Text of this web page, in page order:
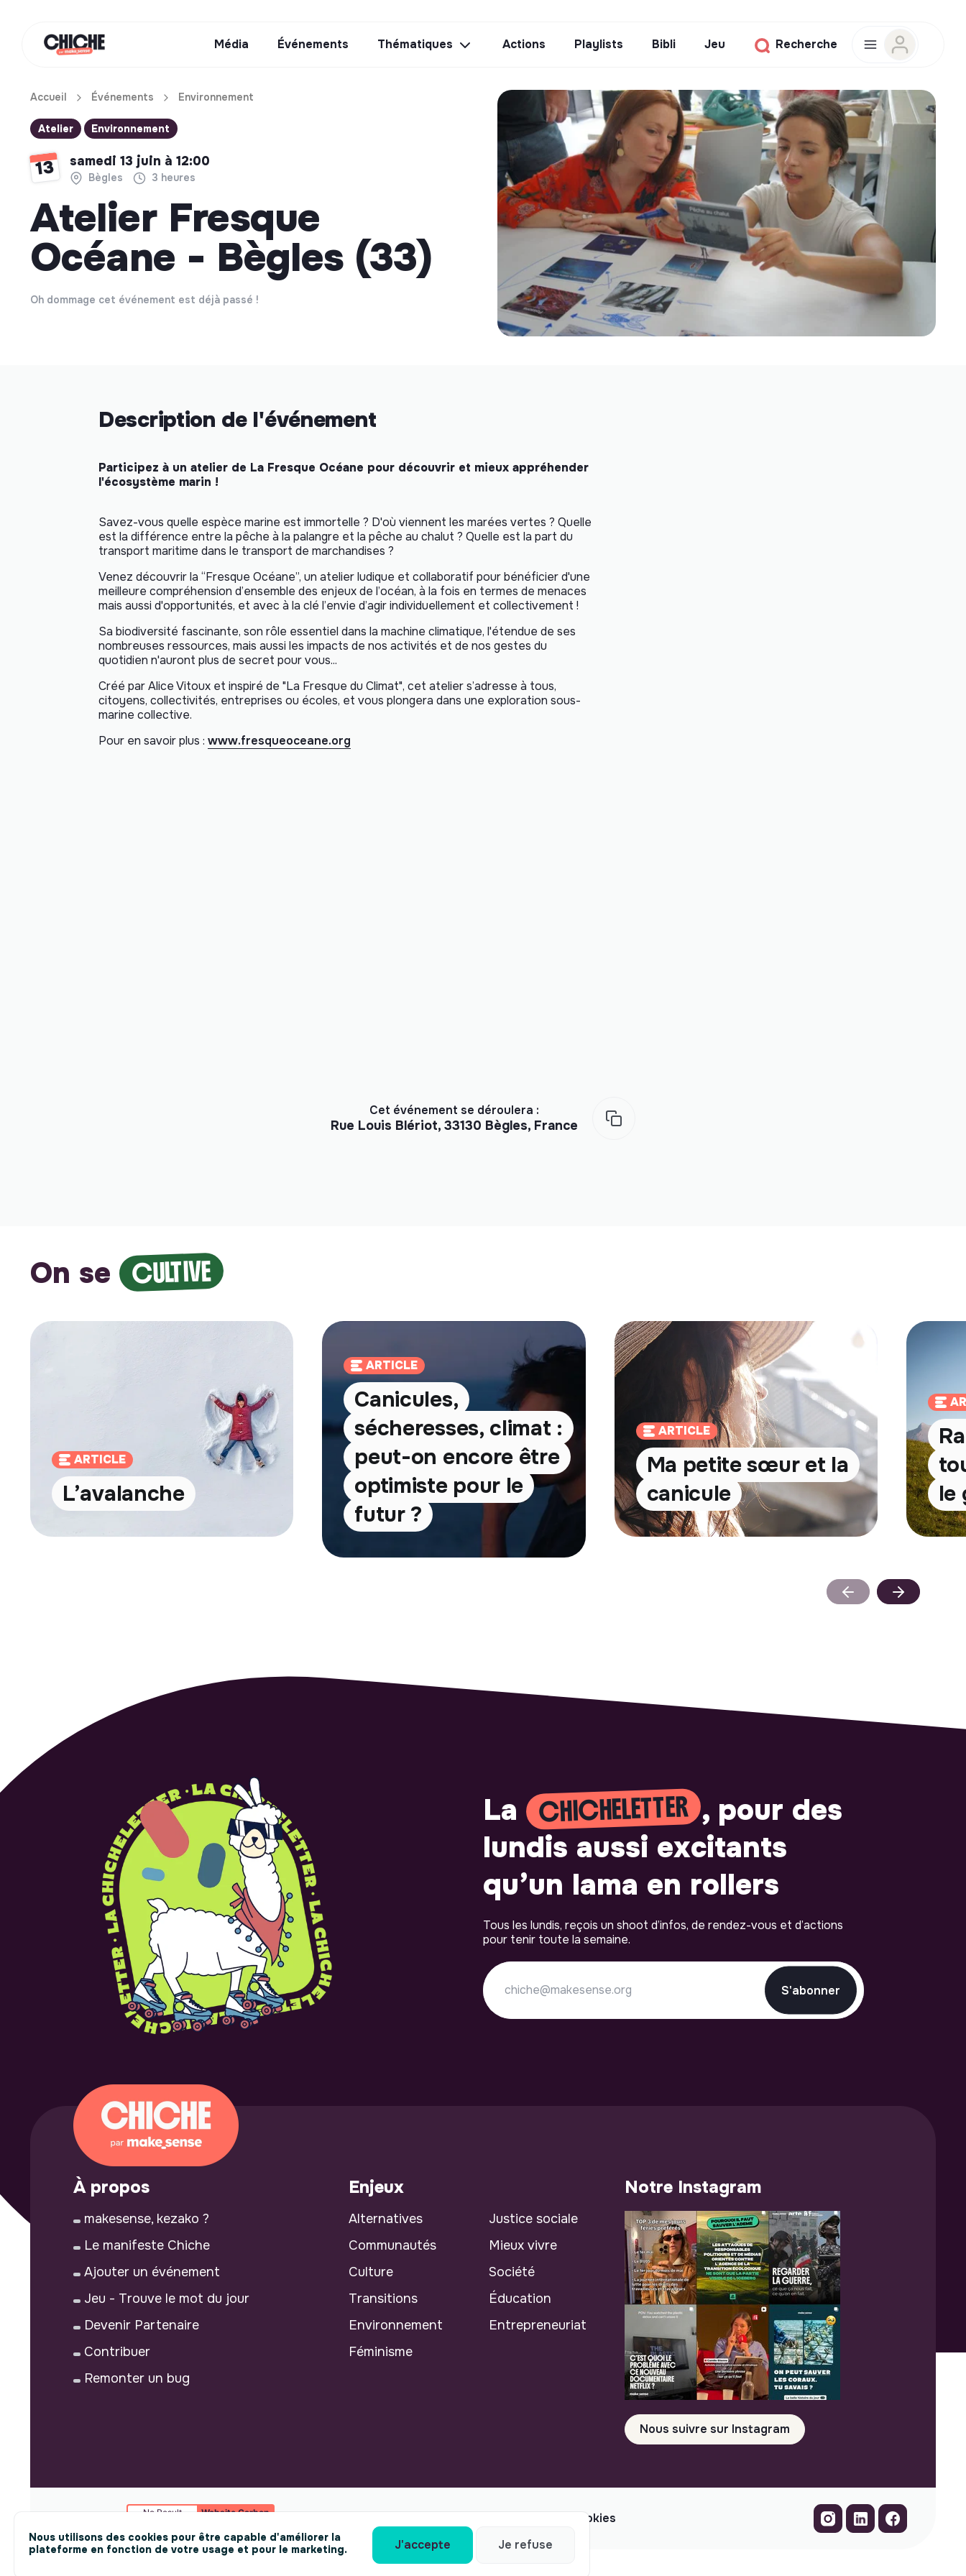
Média Événements Thématiques Actions Playlists Bibli Jeu Recherche
Accueil Événements Environnement
Atelier Environnement
13 samedi 13 juin à 12:00
Bègles 3 heures
Atelier Fresque
Océane - Bègles (33)
Oh dommage cet événement est déjà passé !
Description de l'événement
Participez à un atelier de La Fresque Océane pour découvrir et mieux appréhender
l'écosystème marin !
Savez-vous quelle espèce marine est immortelle ? D'où viennent les marées vertes ? Quelle
est la différence entre la pêche à la palangre et la pêche au chalut ? Quelle est la part du
transport maritime dans le transport de marchandises ?
Venez découvrir la “Fresque Océane”, un atelier ludique et collaboratif pour bénéficier d'une
meilleure compréhension d’ensemble des enjeux de l’océan, à la fois en termes de menaces
mais aussi d'opportunités, et avec à la clé l’envie d’agir individuellement et collectivement !
Sa biodiversité fascinante, son rôle essentiel dans la machine climatique, l'étendue de ses
nombreuses ressources, mais aussi les impacts de nos activités et de nos gestes du
quotidien n'auront plus de secret pour vous...
Créé par Alice Vitoux et inspiré de "La Fresque du Climat", cet atelier s’adresse à tous,
citoyens, collectivités, entreprises ou écoles, et vous plongera dans une exploration sous-
marine collective.
Pour en savoir plus : www.fresqueoceane.org
Cet événement se déroulera :
Rue Louis Blériot, 33130 Bègles, France
On se CULTIVE
ARTICLE
L’avalanche
ARTICLE
Canicules,
sécheresses, climat :
peut-on encore être
optimiste pour le
futur ?
ARTICLE
Ma petite sœur et la
canicule
le
La CHICHELETTER , pour des
lundis aussi excitants
qu’un lama en rollers
Tous les lundis, reçois un shoot d’infos, de rendez-vous et d’actions
pour tenir toute la semaine.
S'abonner
Nous utilisons des cookies pour être capable d'améliorer la
plateforme en fonction de votre usage et pour le marketing.
J'accepte Je refuse
À propos
makesense, kezako ?
Le manifeste Chiche
Ajouter un événement
Jeu - Trouve le mot du jour
Devenir Partenaire
Contribuer
Remonter un bug
Enjeux
Alternatives
Communautés
Culture
Transitions
Environnement
Féminisme
Justice sociale
Mieux vivre
Société
Éducation
Entrepreneuriat
Notre Instagram
Nous suivre sur Instagram
No Result Website Carbon cookies